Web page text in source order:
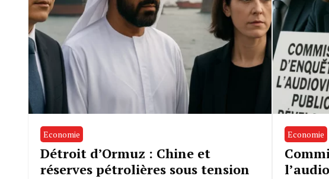
Economie
Détroit d’Ormuz : Chine et
réserves pétrolières sous tension
Economie